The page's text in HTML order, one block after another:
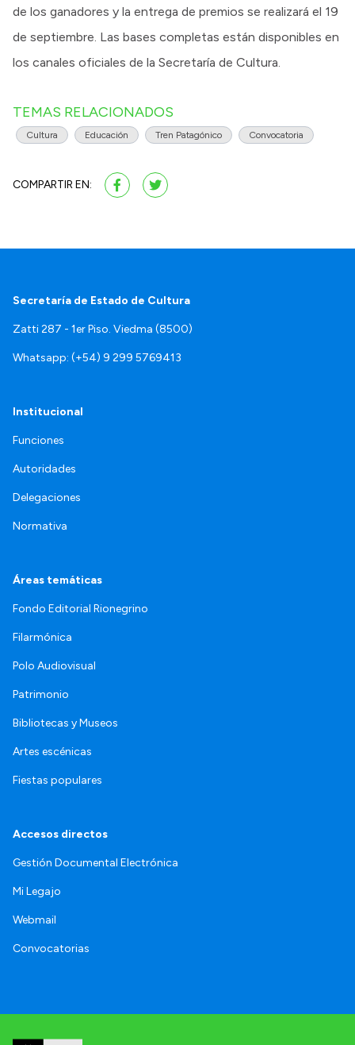
de los ganadores y la entrega de premios se realizará el 19
de septiembre. Las bases completas están disponibles en
los canales oficiales de la Secretaría de Cultura.
TEMAS RELACIONADOS
Cultura Educación Tren Patagónico Convocatoria
COMPARTIR EN:
Secretaría de Estado de Cultura
Zatti 287 - 1er Piso. Viedma (8500)
Whatsapp: (+54) 9 299 5769413
Institucional
Funciones
Autoridades
Delegaciones
Normativa
Áreas temáticas
Fondo Editorial Rionegrino
Filarmónica
Polo Audiovisual
Patrimonio
Bibliotecas y Museos
Artes escénicas
Fiestas populares
Accesos directos
Gestión Documental Electrónica
Mi Legajo
Webmail
Convocatorias